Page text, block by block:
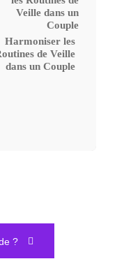
Harmoniser les
de Veille
dans un Couple
?